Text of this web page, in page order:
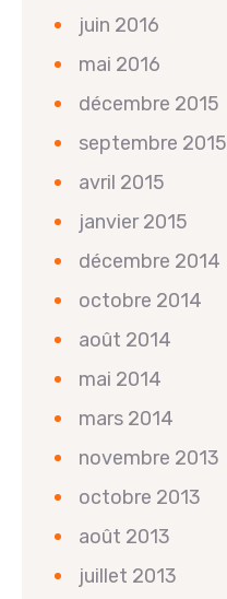
juin 2016
mai 2016
décembre 2015
septembre 2015
avril 2015
janvier 2015
décembre 2014
octobre 2014
août 2014
mai 2014
mars 2014
novembre 2013
octobre 2013
août 2013
juillet 2013